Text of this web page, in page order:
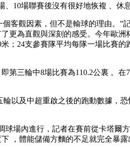
10場聯賽後沒有很好地恢複  、休息
觀因素，但不是輸球的理由。
更為直觀與深刻的感受 。今
；24支參賽隊平均每隊一場比賽
三輪中8場比賽為110.2公裏 。在
輪以及中超重啟之後的跑動數據
進行，記者在賽前從卡塔爾方
體能儲備方麵的不足就完全暴露出來